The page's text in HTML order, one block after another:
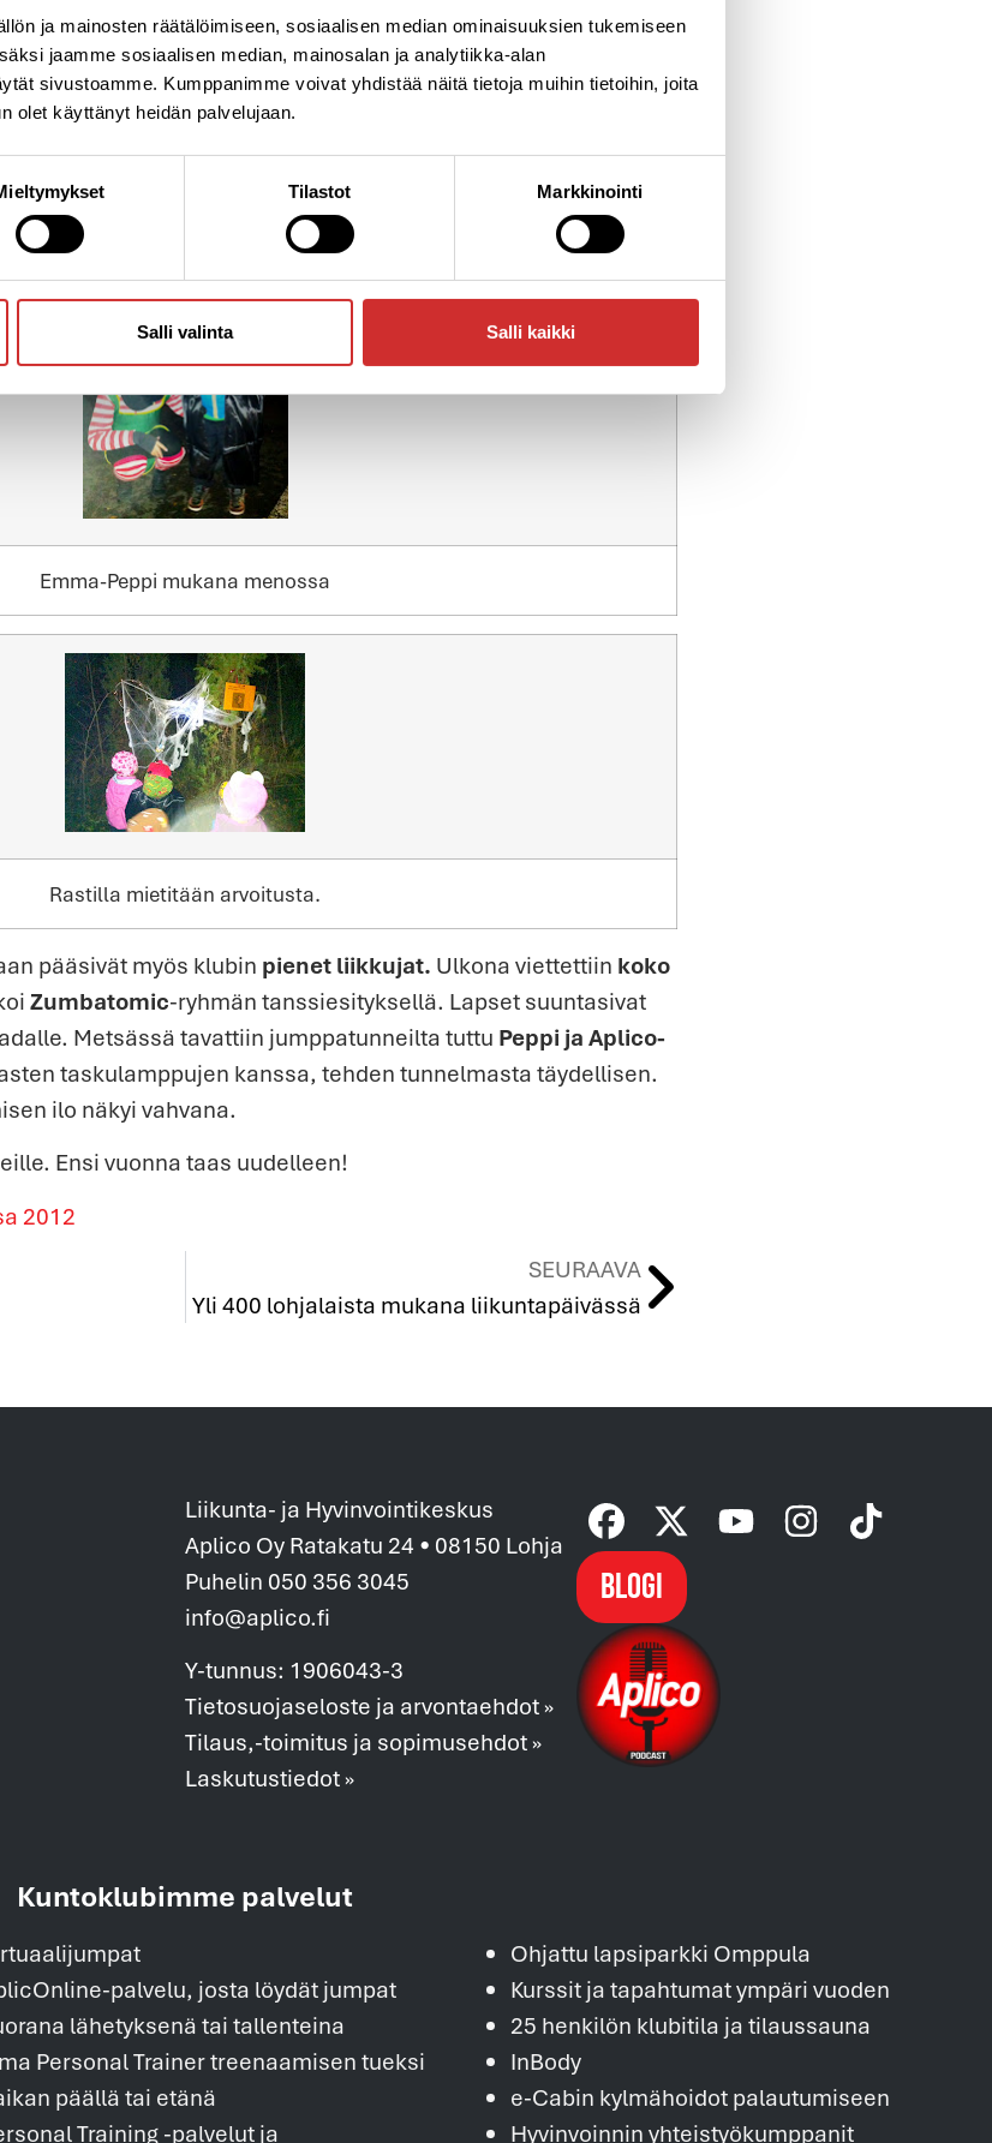
ja mainosten räätälöimiseen, sosiaalisen median ominaisuuksien tukemiseen
jaamme sosiaalisen median, mainosalan ja analytiikka-alan
sivustoamme. Kumppanimme voivat yhdistää näitä tietoja muihin tietoihin, joita
olet käyttänyt heidän palvelujaan.
Tilastot Markkinointi
Salli valinta Salli kaikki
Nallen kanssa kuvassa.
Emma-Peppi mukana menossa
Rastilla mietitään arvoitusta.
pääsivät myös klubin pienet liikkujat. Ulkona viettettiin koko
Zumbatomic-ryhmän tanssiesityksellä. Lapset suuntasivat
Metsässä tavattiin jumppatunneilta tuttu Peppi ja Aplico-
taskulamppujen kanssa, tehden tunnelmasta täydellisen.
ilo näkyi vahvana.
Ensi vuonna taas uudelleen!
2012
SEURAAVA
Yli 400 lohjalaista mukana liikuntapäivässä
Liikunta- ja Hyvinvointikeskus
Aplico Oy Ratakatu 24 • 08150 Lohja
Puhelin 050 356 3045
info@aplico.fi
Y-tunnus: 1906043-3
Tietosuojaseloste ja arvontaehdot »
Tilaus,-toimitus ja sopimusehdot »
Laskutustiedot »
Blogi
Kuntoklubimme palvelut
palvelu, josta löydät jumpat
lähetyksenä tai tallenteina
Personal Trainer treenaamisen tueksi
päällä tai etänä
Training -palvelut ja
Ohjattu lapsiparkki Omppula
Kurssit ja tapahtumat ympäri vuoden
25 henkilön klubitila ja tilaussauna
InBody
e-Cabin kylmähoidot palautumiseen
Hyvinvoinnin yhteistyökumppanit